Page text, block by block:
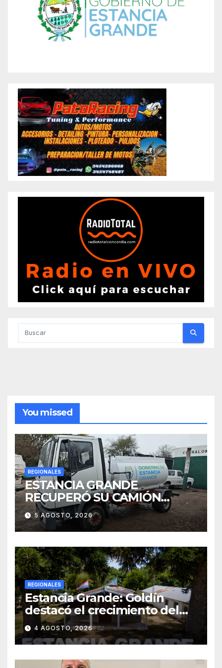
You missed
REGIONALES
ESTANCIA GRANDE
RECUPERÓ SU CAMIÓN
ATMOSFÉRICO Y MEJORARÁ
EL SERVICIO DE
SANEAMIENTO PARA LOS
VECINOS
5 AGOSTO, 2026
REGIONALES
Estancia Grande: Goldín
destacó el crecimiento del
municipio, anunció nuevas
obras y defendió su gestión
frente a las críticas
4 AGOSTO, 2026